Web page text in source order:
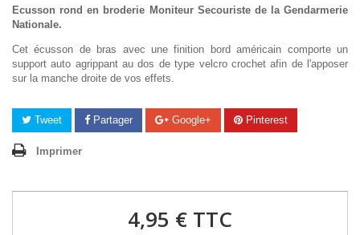
Ecusson rond en broderie Moniteur Secouriste de la Gendarmerie
Nationale.
Cet écusson de bras avec une finition bord américain comporte un
support auto agrippant au dos de type velcro crochet afin de l'apposer
sur la manche droite de vos effets.
Tweet Partager Google+ Pinterest
Imprimer
4,95 € TTC